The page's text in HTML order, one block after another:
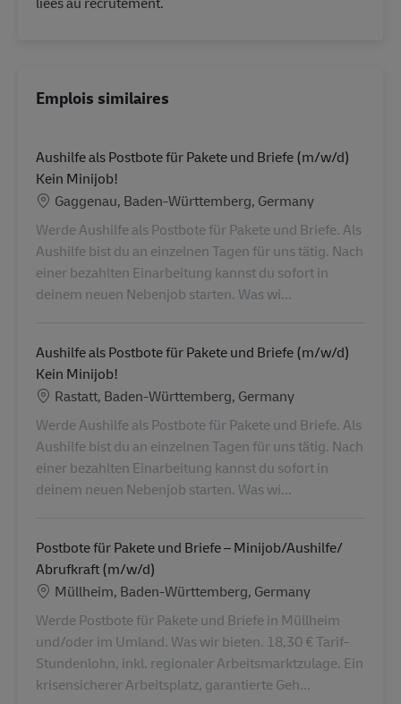
Emplois similaires
Aushilfe als Postbote für Pakete und Briefe (m/w/d)
Kein Minijob!
LieuGaggenau, Baden-Württemberg, Germany
Werde Aushilfe als Postbote für Pakete und Briefe. Als
Aushilfe bist du an einzelnen Tagen für uns tätig. Nach
einer bezahlten Einarbeitung kannst du sofort in
deinem neuen Nebenjob starten. Was wi...
Aushilfe als Postbote für Pakete und Briefe (m/w/d)
Kein Minijob!
LieuRastatt, Baden-Württemberg, Germany
Werde Aushilfe als Postbote für Pakete und Briefe. Als
Aushilfe bist du an einzelnen Tagen für uns tätig. Nach
einer bezahlten Einarbeitung kannst du sofort in
deinem neuen Nebenjob starten. Was wi...
Postbote für Pakete und Briefe – Minijob/Aushilfe/
Abrufkraft (m/w/d)
LieuMüllheim, Baden-Württemberg, Germany
Werde Postbote für Pakete und Briefe in Müllheim
und/oder im Umland. Was wir bieten. 18,30 € Tarif-
Stundenlohn, inkl. regionaler Arbeitsmarktzulage. Ein
krisensicherer Arbeitsplatz, garantierte Geh...